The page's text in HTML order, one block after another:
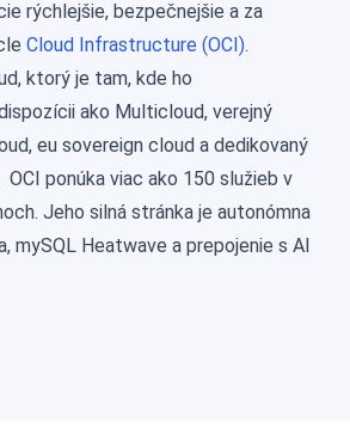
rýchlejšie, bezpečnejšie a za
Cloud Infrastructure (OCI).
ktorý je tam, kde ho
ako Multicloud, verejný
eu sovereign cloud a dedikovaný
ponúka viac ako 150 služieb v
Jeho silná stránka je autonómna
mySQL Heatwave a prepojenie s AI